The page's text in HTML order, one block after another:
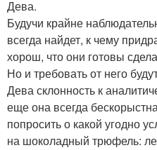
Дева.
Будучи крайне
всегда найдет, к чему
хорош, что они готовы
Но и требовать от него
Дева склонность к
еще она всегда
попросить о какой угодно
на шоколадный трюфель: